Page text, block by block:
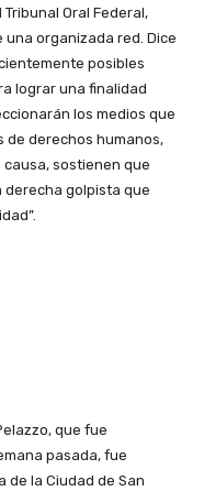
Oral Federal,
organizada red. Dice
posibles
lograr una finalidad
los medios que
de derechos humanos,
sostienen que
derecha golpista que
que fue
pasada, fue
de la Ciudad de San